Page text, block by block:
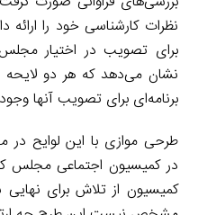
نظرات کارشناسی خود را
برای تصویب در اختیار مجلس
نشان می‌دهد که هر دو
برنامه‌ای برای تصویب آنها
طرحی موازی با این لوایح
در کمیسیون اجتماعی مجلس
کمیسیون از تلاش برای